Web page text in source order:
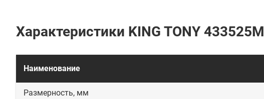
Характеристики KING TONY 433525M
Наименование
Размерность, мм